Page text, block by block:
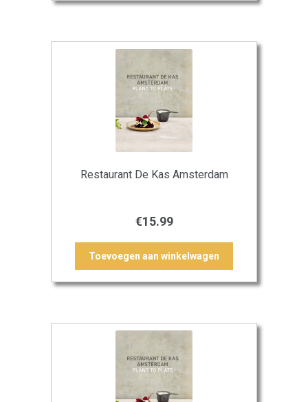
Restaurant De Kas Amsterdam
€15.99
Toevoegen aan winkelwagen